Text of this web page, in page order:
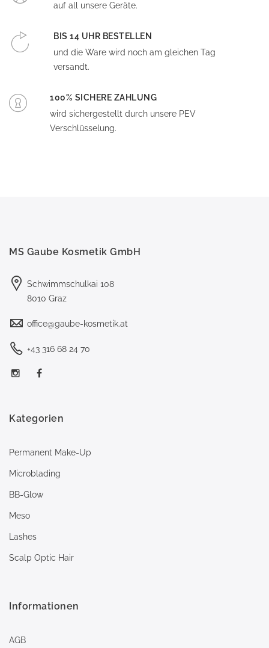
auf all unsere Geräte.
BIS 14 UHR BESTELLEN
und die Ware wird noch am gleichen Tag
versandt.
100% SICHERE ZAHLUNG
wird sichergestellt durch unsere PEV
Verschlüsselung.
MS Gaube Kosmetik GmbH
Schwimmschulkai 108
8010 Graz
office@gaube-kosmetik.at
+43 316 68 24 70
Kategorien
Permanent Make-Up
Microblading
BB-Glow
Meso
Lashes
Scalp Optic Hair
Informationen
AGB